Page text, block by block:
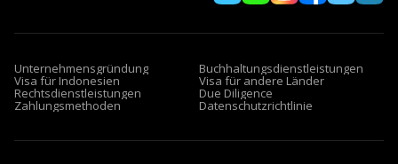
Unternehmensgründung
Visa für Indonesien
Rechtsdienstleistungen
Zahlungsmethoden
Buchhaltungsdienstleistungen
Visa für andere Länder
Due Diligence
Datenschutzrichtlinie